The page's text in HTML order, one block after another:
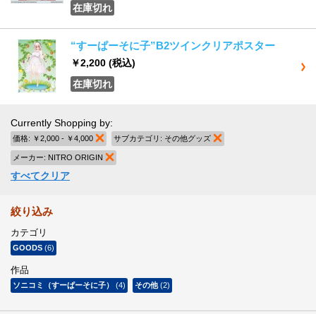
在庫切れ
“すーぱーそに子”B2ツインクリアポスター
￥2,200 (税込)
在庫切れ
Currently Shopping by:
価格: ￥2,000 - ￥4,000 商品の削除
サブカテゴリ: その他グッズ
メーカー: NITRO ORIGIN
すべてクリア
絞り込み
カテゴリ
GOODS (6)
作品
ソニコミ（すーぱーそに子） (4) その他(2)